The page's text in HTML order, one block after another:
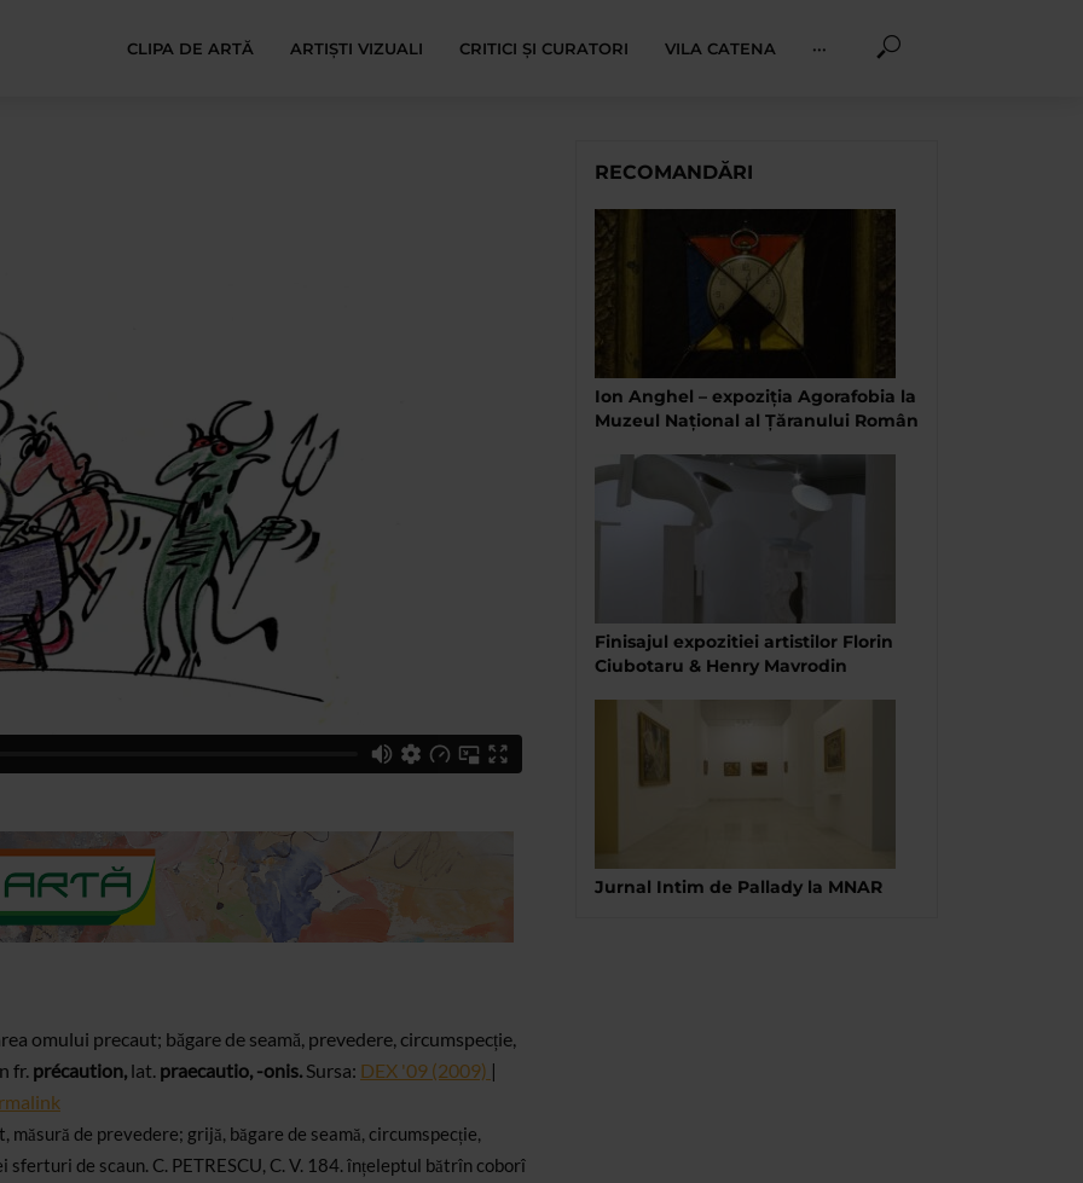
CLIPA DE ARTĂ ARTIȘTI VIZUALI CRITICI ȘI CURATORI VILA CATENA ···
omului precaut; băgare de seamă, prevedere, circumspecție,
fr. précaution, lat. praecautio, -onis. Sursa: DEX '09 (2009) |
măsură de prevedere; grijă, băgare de seamă, circum­specție,
sferturi de scaun. C. PETRESCU, C. V. 184. înțeleptul bătrîn coborî
RECOMANDĂRI
Ion Anghel – expoziția Agorafobia la
Muzeul Național al Țăranului Român
Finisajul expozitiei artistilor Florin
Ciubotaru & Henry Mavrodin
Jurnal Intim de Pallady la MNAR